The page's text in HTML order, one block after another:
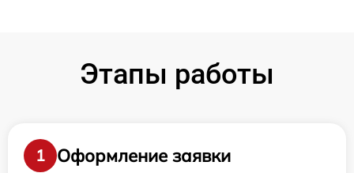
Этапы работы
1
Оформление заявки